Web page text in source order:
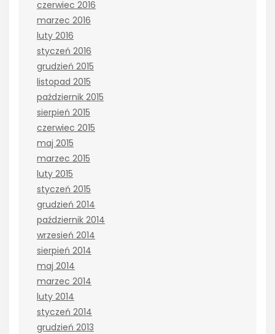
czerwiec 2016
marzec 2016
luty 2016
styczeń 2016
grudzień 2015
listopad 2015
październik 2015
sierpień 2015
czerwiec 2015
maj 2015
marzec 2015
luty 2015
styczeń 2015
grudzień 2014
październik 2014
wrzesień 2014
sierpień 2014
maj 2014
marzec 2014
luty 2014
styczeń 2014
grudzień 2013